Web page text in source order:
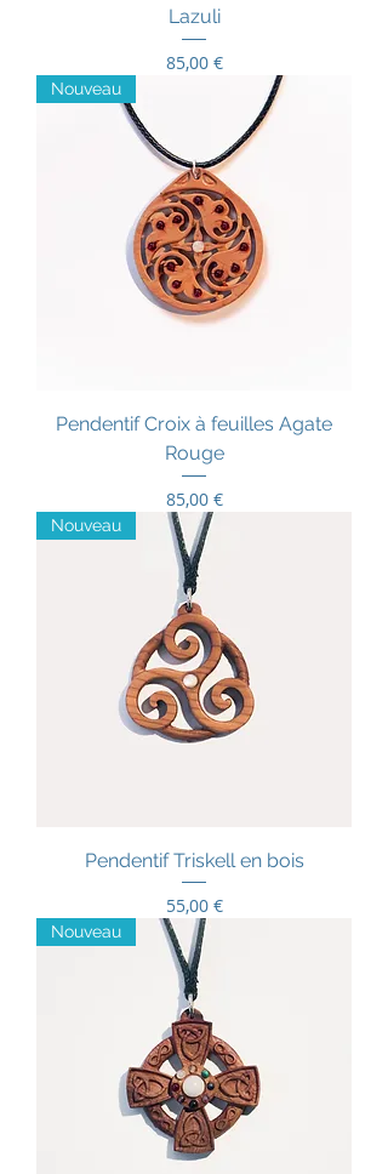
Lazuli
Prix
85,00 €
Nouveau
Pendentif Croix à feuilles Agate
Rouge
Prix
85,00 €
Nouveau
Pendentif Triskell en bois
Prix
55,00 €
Nouveau